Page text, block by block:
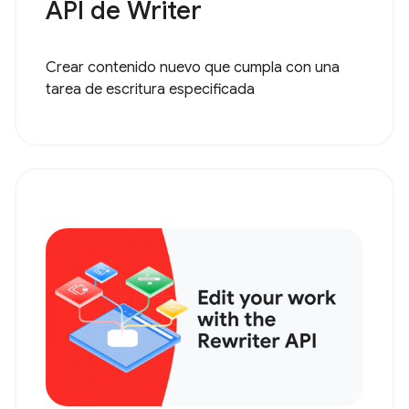
API de Writer
Crear contenido nuevo que cumpla con una
tarea de escritura especificada